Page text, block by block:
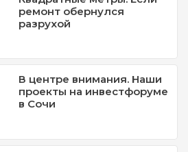
ремонт обернулся
разрухой
В центре внимания. Наши
проекты на инвестфоруме
в Сочи